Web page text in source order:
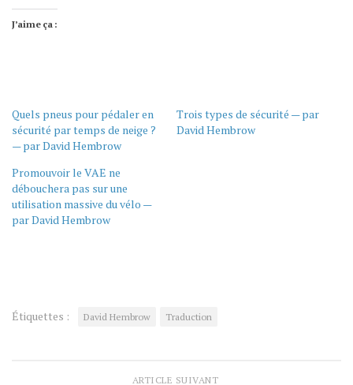
J’aime ça :
Quels pneus pour pédaler en
sécurité par temps de neige ?
— par David Hembrow
Trois types de sécurité — par
David Hembrow
Promouvoir le VAE ne
débouchera pas sur une
utilisation massive du vélo —
par David Hembrow
Étiquettes : David Hembrow Traduction
ARTICLE SUIVANT